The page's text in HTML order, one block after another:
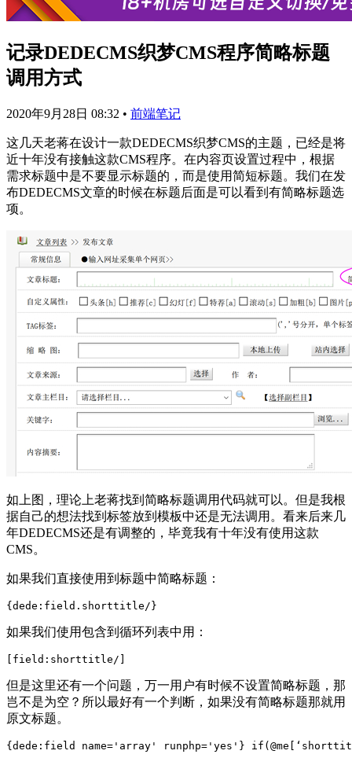
记录DEDECMS织梦CMS程序简略标题
调用方式
2020年9月28日 08:32 • 前端笔记
这几天老蒋在设计一款DEDECMS织梦CMS的主题，已经是将
近十年没有接触这款CMS程序。在内容页设置过程中，根据
需求标题中是不要显示标题的，而是使用简短标题。我们在发
布DEDECMS文章的时候在标题后面是可以看到有简略标题选
项。
如上图，理论上老蒋找到简略标题调用代码就可以。但是我根
据自己的想法找到标签放到模板中还是无法调用。看来后来几
年DEDECMS还是有调整的，毕竟我有十年没有使用这款
CMS。
如果我们直接使用到标题中简略标题：
如果我们使用包含到循环列表中用：
但是这里还有一个问题，万一用户有时候不设置简略标题，那
岂不是为空？所以最好有一个判断，如果没有简略标题那就用
原文标题。